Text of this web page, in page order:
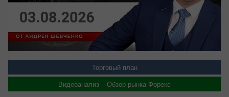
Торговый план
Видеоанализ – Обзор рынка Форекс